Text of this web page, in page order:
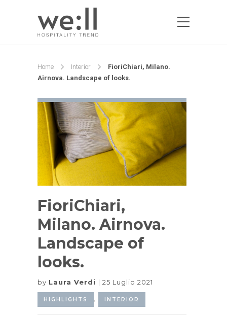
Home Interior
FioriChiari, Milano.
Airnova. Landscape of looks.
FioriChiari,
Milano. Airnova.
Landscape of
looks.
by Laura Verdi 25 Luglio 2021
HIGHLIGHTS , INTERIOR